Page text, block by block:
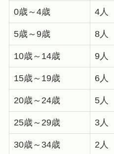
0歳～4歳 4人
5歳～9歳 8人
10歳～14歳 9人
15歳～19歳 6人
20歳～24歳 5人
25歳～29歳 3人
30歳～34歳 2人